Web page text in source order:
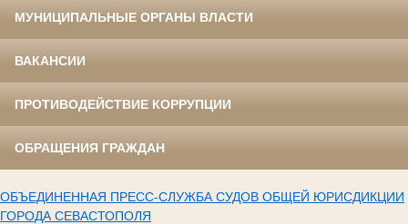
МУНИЦИПАЛЬНЫЕ ОРГАНЫ ВЛАСТИ
ВАКАНСИИ
ПРОТИВОДЕЙСТВИЕ КОРРУПЦИИ
ОБРАЩЕНИЯ ГРАЖДАН
ОБЪЕДИНЕННАЯ ПРЕСС-СЛУЖБА СУДОВ ОБЩЕЙ ЮРИСДИКЦИИ
ГОРОДА СЕВАСТОПОЛЯ